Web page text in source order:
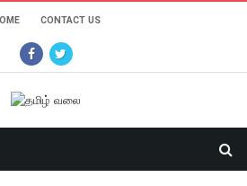
CONTACT US